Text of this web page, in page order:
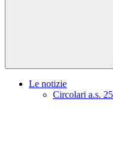
Le notizie
Circolari a.s.